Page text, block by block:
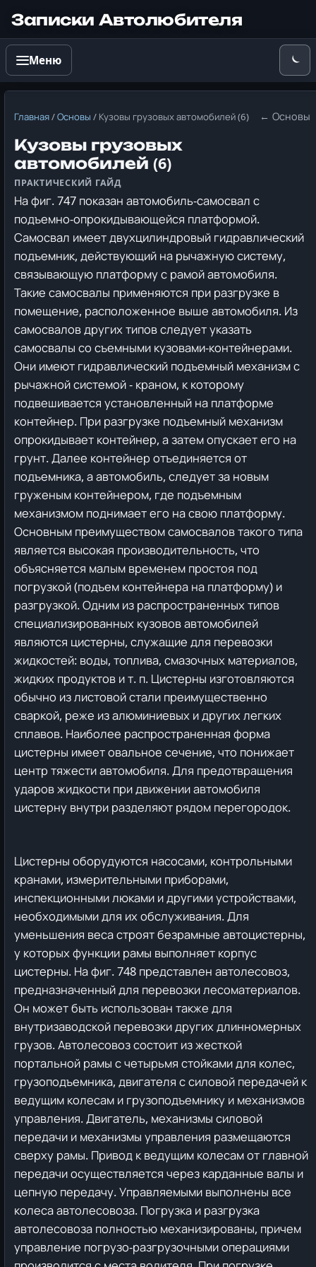
Записки Автолюбителя
Меню
Главная/Основы / Кузовы грузовых автомобилей (6) ← Основы
Кузовы грузовых
автомобилей (6)
На фиг. 747 показан автомобиль-самосвал с
подъемно-опрокидывающейся платформой.
Самосвал имеет двухцилиндровый гидравлический
подъемник, действующий на рычажную систему,
связывающую платформу с рамой автомобиля.
Такие самосвалы применяются при разгрузке в
помещение, расположенное выше автомобиля. Из
самосвалов других типов следует указать
самосвалы со съемными кузовами-контейнерами.
Они имеют гидравлический подъемный механизм с
рычажной системой - краном, к которому
подвешивается установленный на платформе
контейнер. При разгрузке подъемный механизм
опрокидывает контейнер, а затем опускает его на
грунт. Далее контейнер отъединяется от
подъемника, а автомобиль, следует за новым
груженым контейнером, где подъемным
механизмом поднимает его на свою платформу.
Основным преимуществом самосвалов такого типа
является высокая производительность, что
объясняется малым временем простоя под
погрузкой (подъем контейнера на платформу) и
разгрузкой.Одним из распространенных типов
специализированных кузовов автомобилей
являются цистерны, служащие для перевозки
жидкостей: воды, топлива, смазочных материалов,
жидких продуктов и т. п. Цистерны изготовляются
обычно из листовой стали преимущественно
сваркой, реже из алюминиевых и других легких
сплавов. Наиболее распространенная форма
цистерны имеет овальное сечение, что понижает
центр тяжести автомобиля. Для предотвращения
ударов жидкости при движении автомобиля
цистерну внутри разделяют рядом перегородок.
Цистерны оборудуются насосами, контрольными
кранами, измерительными приборами,
инспекционными люками и другими устройствами,
необходимыми для их обслуживания. Для
уменьшения веса строят безрамные автоцистерны,
у которых функции рамы выполняет корпус
цистерны. На фиг. 748 представлен автолесовоз,
предназначенный для перевозки лесоматериалов.
Он может быть использован также для
внутризаводской перевозки других длинномерных
грузов. Автолесовоз состоит из жесткой
портальной рамы с четырьмя стойками для колес,
грузоподъемника, двигателя с силовой передачей к
ведущим колесам и грузоподъемнику и механизмов
управления. Двигатель, механизмы силовой
передачи и механизмы управления размещаются
сверху рамы. Привод к ведущим колесам от главной
передачи осуществляется через карданные валы и
цепную передачу. Управляемыми выполнены все
колеса автолесовоза. Погрузка и разгрузка
автолесовоза полностью механизированы, причем
управление погрузо-разгрузочными операциями